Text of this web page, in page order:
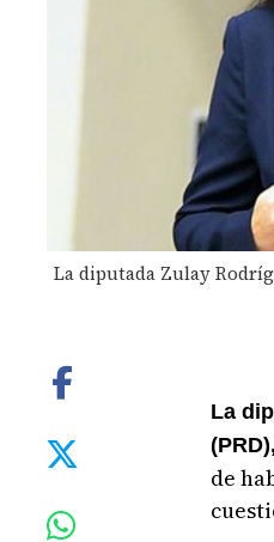
La diputada Zulay
La
de